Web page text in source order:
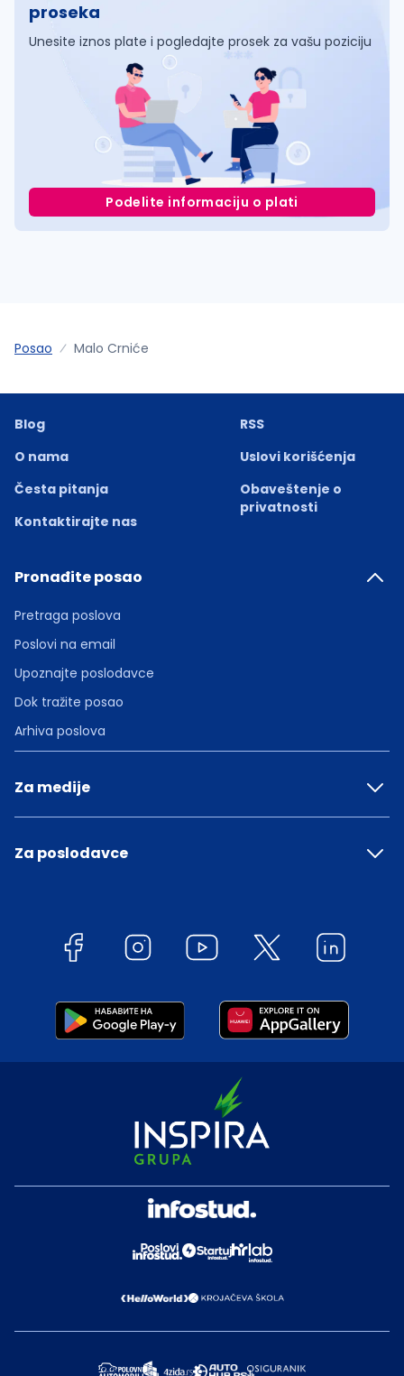
proseka
Unesite iznos plate i pogledajte prosek za vašu poziciju
Podelite informaciju o plati
Posao Malo Crniće
Blog
O nama
Česta pitanja
Kontaktirajte nas
RSS
Uslovi korišćenja
Obaveštenje o
privatnosti
Pronađite posao
Pretraga poslova
Poslovi na email
Upoznajte poslodavce
Dok tražite posao
Arhiva poslova
Za medije
Za poslodavce